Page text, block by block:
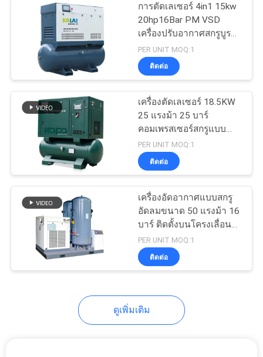
อุปกรณ์บำบัดอากาศ
อัด
16
สถานีอัดอากาศ
อะไหล่แอร์
การตัดเลเซอร์ 4in1 15kw
20hp16Bar PM VSD
เครื่องปรับอากาศสกรูบูรณ
าการ
PER UNIT MOQ:1
ติดต่อ
เครื่องตัดเลเซอร์ 18.5KW
25 แรงม้า 25 บาร์
คอมเพรสเซอร์สกรูแบบ
บูรณาการ 4in1
PER UNIT MOQ:1
ติดต่อ
เครื่องอัดอากาศแบบสกรู
อัดลมขนาด 50 แรงม้า 16
บาร์ ติดตั้งบนโครงเลื่อน
แบบออล-อิน-วัน เครื่องอัด
อากาศแบบสกรูจาก
ประเทศจีน
PER UNIT MOQ:1
ติดต่อ
ดูเพิ่มเติม